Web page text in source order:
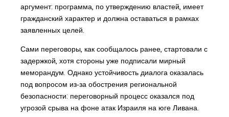
аргумент: программа, по утверждению властей, имеет
гражданский характер и должна оставаться в рамках
заявленных целей.
Сами переговоры, как сообщалось ранее, стартовали с
задержкой, хотя стороны уже подписали мирный
меморандум. Однако устойчивость диалога оказалась
под вопросом из‑за обострения региональной
безопасности: переговорный процесс оказался под
угрозой срыва на фоне атак Израиля на юге Ливана.